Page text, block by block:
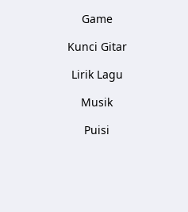
Game
Kunci Gitar
Lirik Lagu
Musik
Puisi